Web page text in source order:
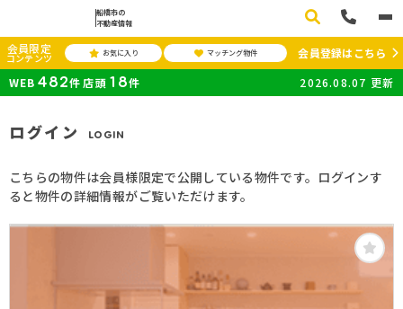
船橋市の
不動産情報
会員限定
コンテンツ お気に入り マッチング物件
会員登録はこちら
WEB 482件 店頭 18件 2026.08.07 更新
ログイン LOGIN
こちらの物件は会員様限定で公開している物件です。ログインす
ると物件の詳細情報がご覧いただけます。